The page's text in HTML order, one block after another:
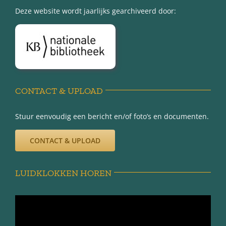
Over Minnertsga
Disclaimer
Deze website wordt jaarlijks gearchiveerd door:
CONTACT & UPLOAD
Stuur eenvoudig een bericht en/of foto’s en documenten.
CONTACT & UPLOAD
LUIDKLOKKEN HOREN